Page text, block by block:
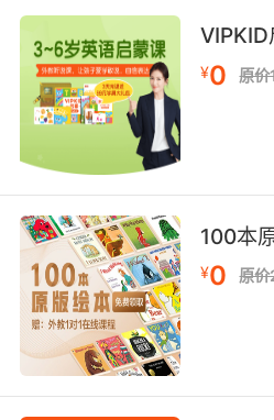
绎关键片段；课后延伸则
励学员用英文向低龄学童
面，自主研发的Reading
馈。语音识别技术矫正发
结构，AI导师更能针对学
化建议。2023年教学数据
员阅读流畅度提升速度
四、多维评估与成长追踪
观测指标：单词辨识准确
推理判断得分率、情感态
辅以阅读日志中的个性化
读能力雷达图》可直观呈
论判断、批判思维、审美
迹。 成长档案袋记录着每
¥0 原
100本
¥0 原